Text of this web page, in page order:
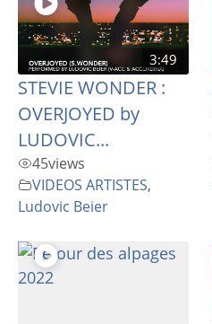
3:49
STEVIE WONDER :
OVERJOYED by
LUDOVIC...
45views
VIDEOS ARTISTES,
Ludovic Beier